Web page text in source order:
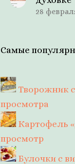
28
Самые
Творожник
просмотра
Картофель
просмотр
Булочки с